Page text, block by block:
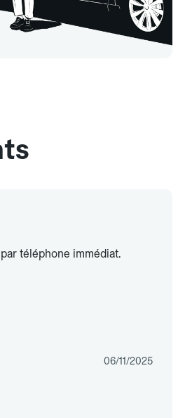
téléphone immédiat.
06/11/2025